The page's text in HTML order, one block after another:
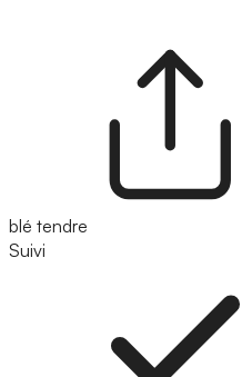
blé tendre
Suivi